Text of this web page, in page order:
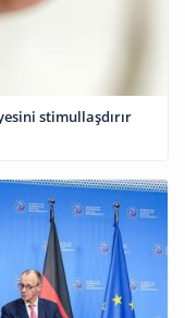
stimullaşdırır